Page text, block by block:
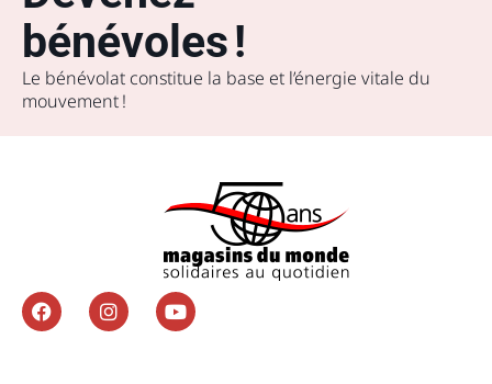
bénévoles !
Le bénévolat constitue la base et l’énergie vitale du
mouvement !